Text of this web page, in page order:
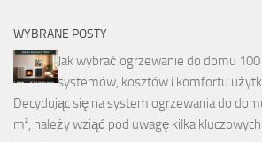
WYBRANE POSTY
Jak wybrać ogrzewanie do domu
systemów, kosztów i komfortu
Decydując się na system ogrzewania do
m², należy wziąć pod uwagę kilka